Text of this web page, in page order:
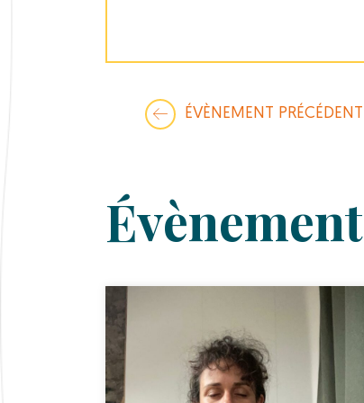
ÉVÈNEMENT PRÉCÉDENT